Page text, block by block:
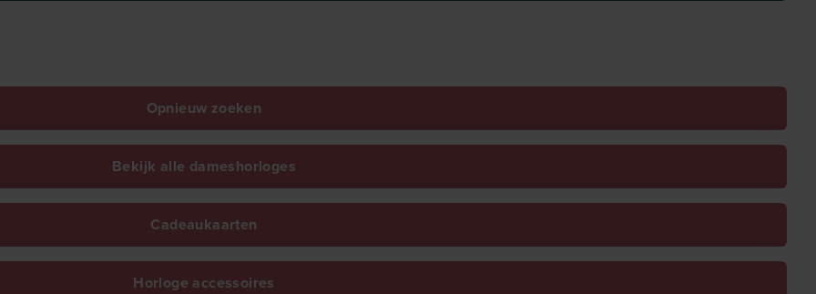
Opnieuw zoeken
Bekijk alle dameshorloges
Cadeaukaarten
Horloge accessoires